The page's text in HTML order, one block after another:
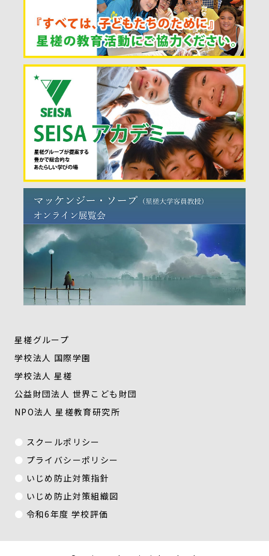
星槎グループ
学校法人 国際学園
学校法人 星槎
公益財団法人 世界こども財団
NPO法人 星槎教育研究所
スクールポリシー
プライバシーポリシー
いじめ防止対策指針
いじめ防止対策組織図
令和6年度 学校評価